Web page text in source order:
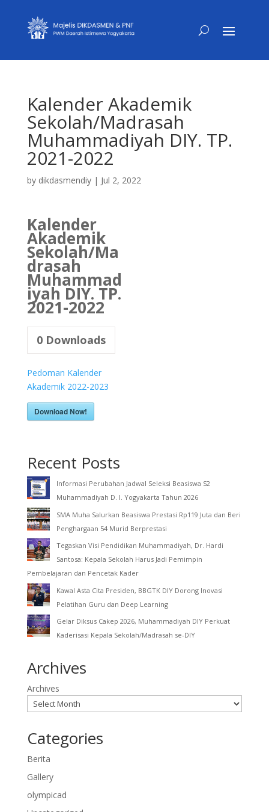
Kalender Akademik
Sekolah/Madrasah
Muhammadiyah DIY. TP.
2021-2022
by dikdasmendiy| Jul 2, 2022
Kalender
Akademik
Sekolah/Ma
drasah
Muhammad
iyah DIY. TP.
2021-2022
0Downloads
Pedoman Kalender
Akademik 2022-2023
Download Now!
Recent Posts
Informasi Perubahan Jadwal Seleksi Beasiswa S2
Muhammadiyah D. I. Yogyakarta Tahun 2026
SMA Muha Salurkan Beasiswa Prestasi Rp119 Juta dan Beri
Penghargaan 54 Murid Berprestasi
Tegaskan Visi Pendidikan Muhammadiyah, Dr. Hardi
Santosa: Kepala Sekolah Harus Jadi Pemimpin
Pembelajaran dan Pencetak Kader
Kawal Asta Cita Presiden, BBGTK DIY Dorong Inovasi
Pelatihan Guru dan Deep Learning
Gelar Diksus Cakep 2026, Muhammadiyah DIY Perkuat
Kaderisasi Kepala Sekolah/Madrasah se-DIY
Archives
Archives
Categories
Berita
Gallery
olympicad